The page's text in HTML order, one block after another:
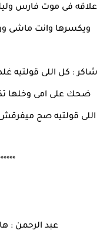
علاقه فى موت فارس
ويكسرها وانت ماشى
شاكر : كل اللى قولتيه
ضحك على امى وخلها
اللى قولتيه صح
عبد الرحمن :